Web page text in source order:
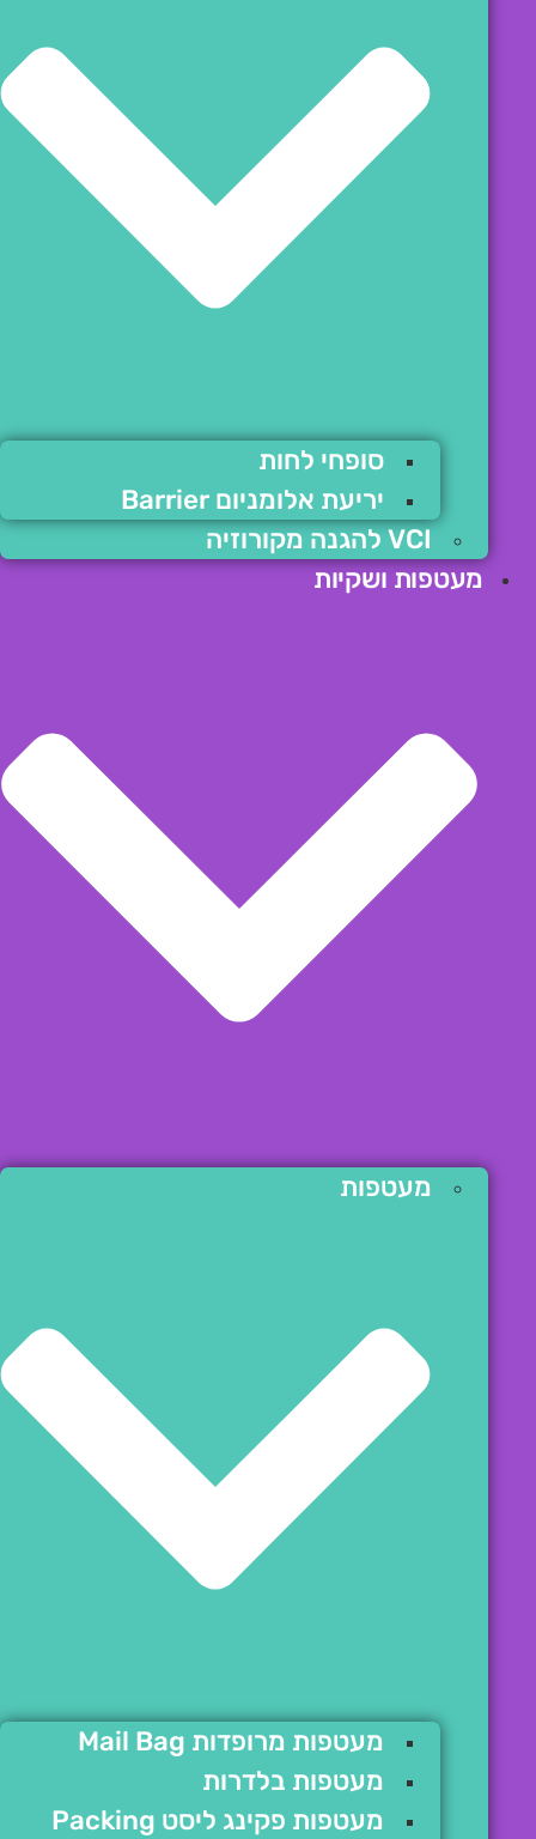
סופחי לחות
יריעת אלומניום Barrier
VCI להגנה מקורוזיה
מעטפות ושקיות
מעטפות
מעטפות מרופדות Mail Bag
מעטפות בלדרות
מעטפות פקינג ליסט Packing